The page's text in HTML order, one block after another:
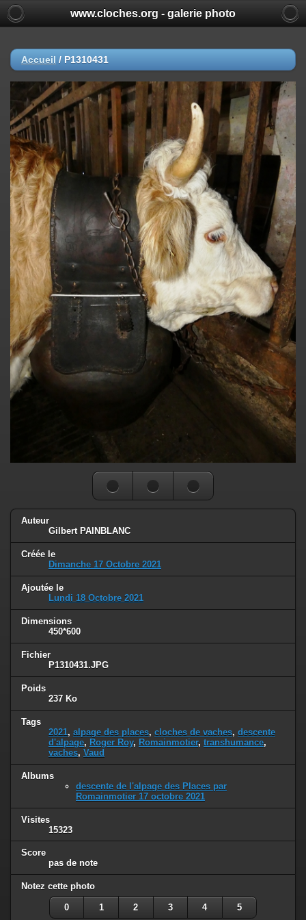
www.cloches.org - galerie photo
Accueil / P1310431
Auteur
Gilbert PAINBLANC
Créée le
Dimanche 17 Octobre 2021
Ajoutée le
Lundi 18 Octobre 2021
Dimensions
450*600
Fichier
P1310431.JPG
Poids
237 Ko
Tags
2021, alpage des places, cloches de vaches, descente
d'alpage, Roger Roy, Romainmotier, transhumance,
vaches, Vaud
Albums
descente de l'alpage des Places par
Romainmotier 17 octobre 2021
Visites
15323
Score
pas de note
Notez cette photo
0 1 2 3 4 5